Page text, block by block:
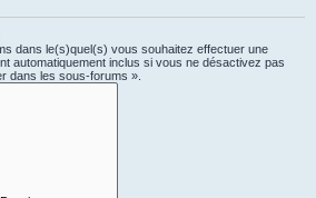
dans le(s)quel(s) vous souhaitez effectuer une
automatiquement inclus si vous ne désactivez pas
dans les sous-forums ».